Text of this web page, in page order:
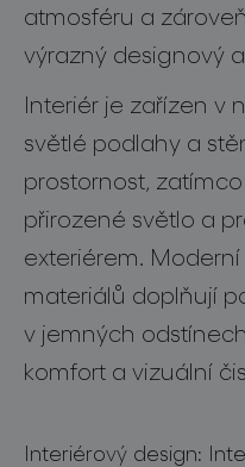
pro
store locator
sledujte
atmosféru a
výrazný designový
Interiér je zařízen v
světlé podlahy a
prostornost,
přirozené světlo a
exteriérem.
materiálů doplňují
v jemných
komfort a vizuální
Interiérový design: